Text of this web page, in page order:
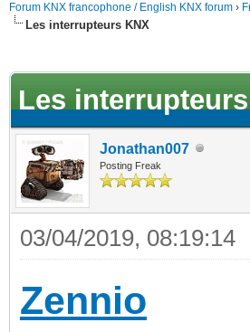
Forum KNX francophone / English KNX forum ›
Les interrupteurs KNX
Les
Jonathan007
Posting Freak
03/04/2019, 08:19:14
Zennio